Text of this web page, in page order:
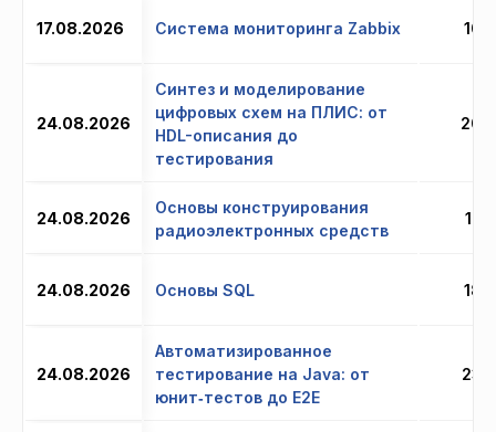
17.08.2026 Система мониторинга Zabbix 10
24.08.2026
Синтез и моделирование
цифровых схем на ПЛИС: от
HDL-описания до
тестирования
20
24.08.2026
Основы конструирования
радиоэлектронных средств
12
24.08.2026 Основы SQL 18
24.08.2026
Автоматизированное
тестирование на Java: от
юнит‑тестов до E2E
23